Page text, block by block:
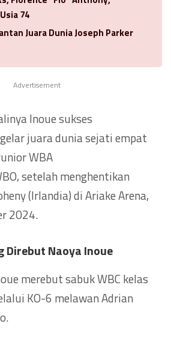
74
Juara Dunia Joseph Parker
Advertisement
Inoue sukses
juara dunia sejati empat
WBA
setelah menghentikan
(Irlandia) di Ariake Arena,
2024.
Direbut Naoya Inoue
merebut sabuk WBC kelas
KO-6 melawan Adrian